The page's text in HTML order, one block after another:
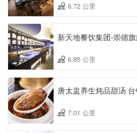
6.72 公里
新天地餐饮集团-崇德
6.85 公里
唐太盅养生炖品甜汤
7.01 公里